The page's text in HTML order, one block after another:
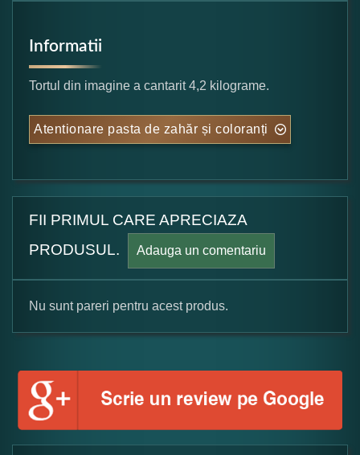
Informatii
Tortul din imagine a cantarit 4,2 kilograme.
Atentionare pasta de zahăr și coloranți
FII PRIMUL CARE APRECIAZA
PRODUSUL.
Adauga un comentariu
Formular pareri client
Numele dumneavoastra:
Nu sunt pareri pentru acest produs.